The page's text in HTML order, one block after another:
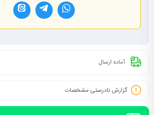
آماده ارسال
گزارش نادرستی مشخصات